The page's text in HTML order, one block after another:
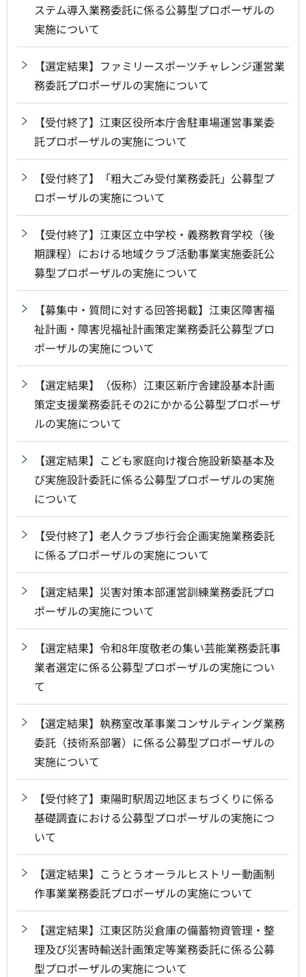
ステム導入業務委託に係る公募型プロポーザルの
実施について
【選定結果】ファミリースポーツチャレンジ運営業
務委託プロポーザルの実施について
【受付終了】江東区役所本庁舎駐車場運営事業委
託プロポーザルの実施について
【受付終了】「粗大ごみ受付業務委託」公募型プ
ロポーザルの実施について
【受付終了】江東区立中学校・義務教育学校（後
期課程）における地域クラブ活動事業実施委託公
募型プロポーザルの実施について
【募集中・質問に対する回答掲載】江東区障害福
祉計画・障害児福祉計画策定業務委託公募型プロ
ポーザルの実施について
【選定結果】（仮称）江東区新庁舎建設基本計画
策定支援業務委託その2にかかる公募型プロポーザ
ルの実施について
【選定結果】こども家庭向け複合施設新築基本及
び実施設計委託に係る公募型プロポーザルの実施
について
【受付終了】老人クラブ歩行会企画実施業務委託
に係るプロポーザルの実施について
【選定結果】災害対策本部運営訓練業務委託プロ
ポーザルの実施について
【選定結果】令和8年度敬老の集い芸能業務委託事
業者選定に係る公募型プロポーザルの実施につい
て
【選定結果】執務室改革事業コンサルティング業務
委託（技術系部署）に係る公募型プロポーザルの
実施について
【受付終了】東陽町駅周辺地区まちづくりに係る
基礎調査における公募型プロポーザルの実施につ
いて
【選定結果】こうとうオーラルヒストリー動画制
作事業業務委託プロポーザルの実施について
【選定結果】江東区防災倉庫の備蓄物資管理・整
理及び災害時輸送計画策定等業務委託に係る公募
型プロポーザルの実施について